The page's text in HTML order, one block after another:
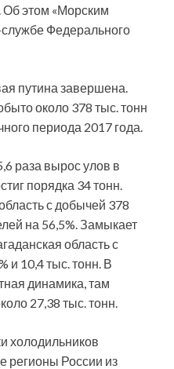
Об этом «Морским
Федерального
путина завершена.
около 378 тыс. тонн
периода 2017 года.
раза вырос улов в
порядка 34 тонн.
с добычей 378
на 56,5%. Замыкает
область с
и 10,4 тыс. тонн. В
динамика, там
27,38 тыс. тонн.
холодильников
регионы России из